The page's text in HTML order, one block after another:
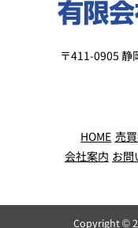
〒411-0905 静
HOME 売
会社案内 お問
Copyright ©